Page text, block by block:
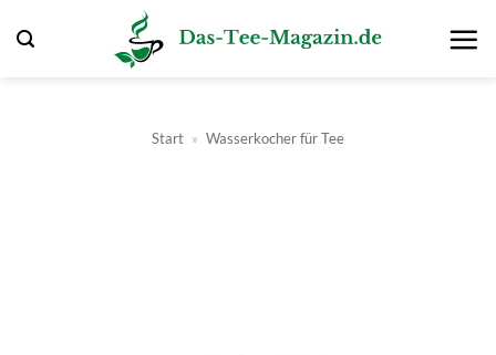
Inhalt
Start » Wasserkocher für Tee